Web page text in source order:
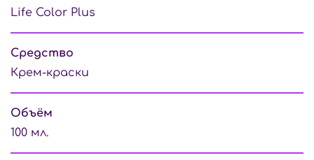
Life Color Plus
Средство
Крем-краски
Объём
100 мл.